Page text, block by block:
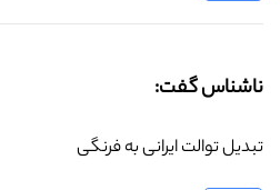
ناشناس گفت:
تبدیل توالت ایرانی به فرنگی